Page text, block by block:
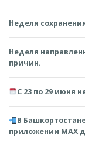
Неделя
Неделя
причин.
С 23 по 29 июня
В
приложении MAX